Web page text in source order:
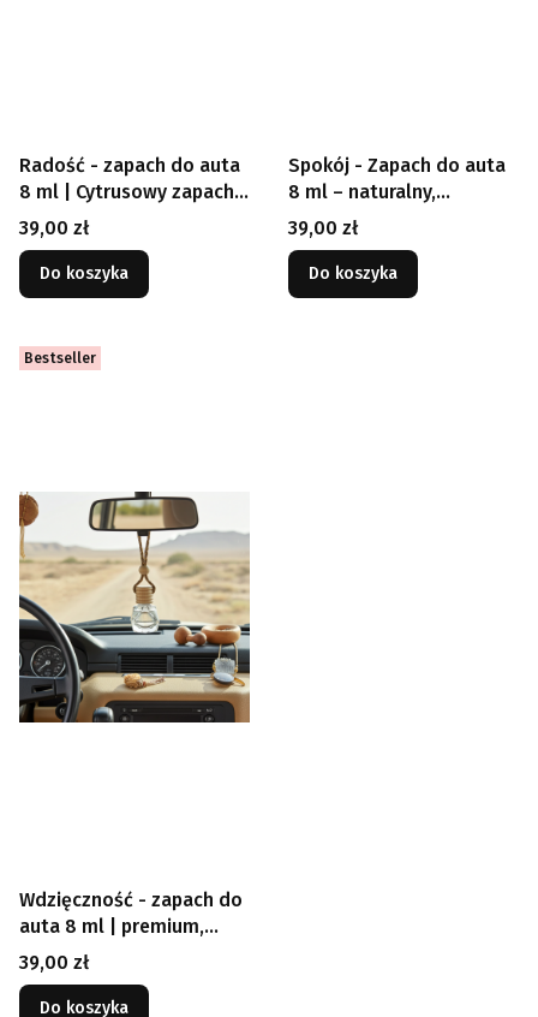
Radość - zapach do auta
8 ml | Cytrusowy zapach
samochodowy
Cena
39,00 zł
Do koszyka
Spokój - Zapach do auta
8 ml – naturalny,
relaksujący zapach
premium do samochodu
Cena
39,00 zł
Do koszyka
Bestseller
Wdzięczność - zapach do
auta 8 ml | premium,
elegancki zapach z
drewnianą nakrętką
Cena
39,00 zł
Do koszyka